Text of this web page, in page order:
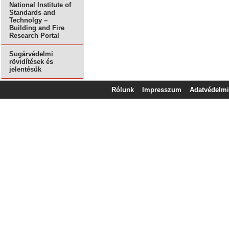
National Institute of
Standards and
Technolgy –
Building and Fire
Research Portal
Sugárvédelmi
rövidítések és
jelentésük
Rólunk Impresszum